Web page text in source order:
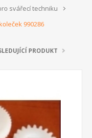
svářecí techniku
990286
PRODUKT